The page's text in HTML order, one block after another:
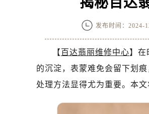
发布时间：2024-
【百达翡丽维修中心】在
的沉淀，表蒙难免会留下划
处理方法显得尤为重要。本